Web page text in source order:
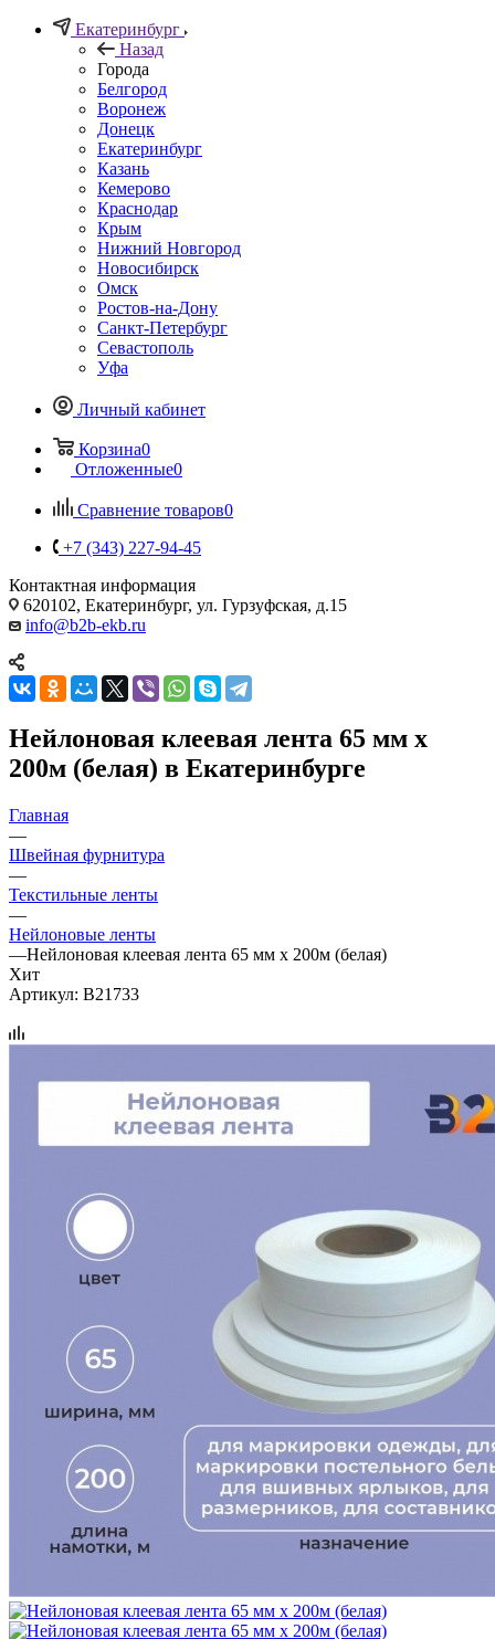
Екатеринбург
Назад
Города
Белгород
Воронеж
Донецк
Екатеринбург
Казань
Кемерово
Краснодар
Крым
Нижний Новгород
Новосибирск
Омск
Ростов-на-Дону
Санкт-Петербург
Севастополь
Уфа
Личный кабинет
Корзина0
Отложенные0
Сравнение товаров0
+7 (343) 227-94-45
Контактная информация
620102, Екатеринбург, ул. Гурзуфская, д.15
info@b2b-ekb.ru
Нейлоновая клеевая лента 65 мм х
200м (белая) в Екатеринбурге
Главная
—
Швейная фурнитура
—
Текстильные ленты
—
Нейлоновые ленты
—Нейлоновая клеевая лента 65 мм х 200м (белая)
Хит
Артикул: B21733